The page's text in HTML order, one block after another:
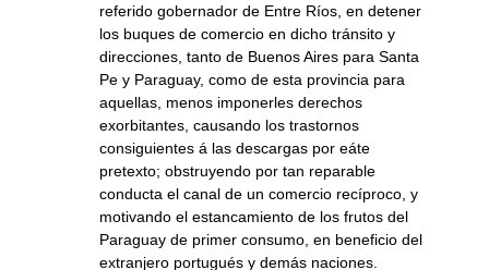
referido gobernador de Entre Ríos, en detener
los buques de comercio en dicho tránsito y
direcciones, tanto de Buenos Aires para Santa
Pe y Paraguay, como de esta provincia para
aquellas, menos imponerles derechos
exorbitantes, causando los trastornos
consiguientes á las descargas por eáte
pretexto; obstruyendo por tan reparable
conducta el canal de un comercio recíproco, y
motivando el estancamiento de los frutos del
Paraguay de primer consumo, en beneficio del
extranjero portugués y demás naciones.